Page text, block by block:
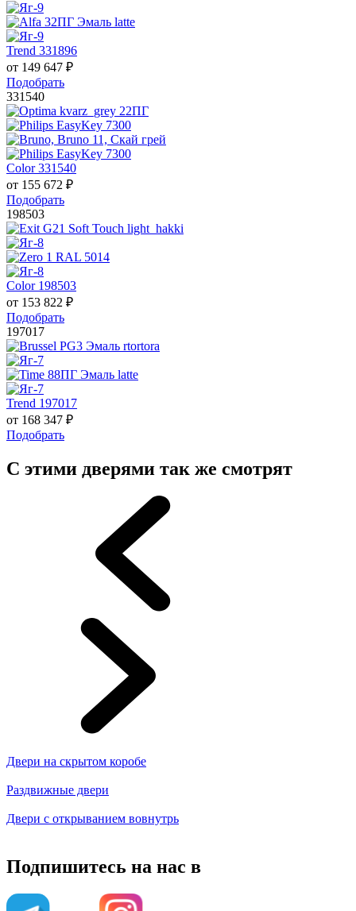
Trend 331896
от 149 647 ₽
Подобрать
331540
Color 331540
от 155 672 ₽
Подобрать
198503
Color 198503
от 153 822 ₽
Подобрать
197017
Trend 197017
от 168 347 ₽
Подобрать
С этими дверями так же смотрят
Двери на скрытом коробе
Раздвижные двери
Двери с открыванием вовнутрь
Подпишитесь на нас в